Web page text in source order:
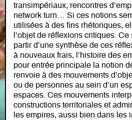
transimpériaux, rencontres
network turn… Si ces notions
utilisées à des fins rhétoriques,
l’objet de réflexions critiques.
partir d’une synthèse de ces
à nouveaux frais, l’histoire des
pour entrée principale la notion
renvoie à des mouvements
ou de personnes au sein d’un
espaces. Ces mouvements
constructions territoriales et
les empires, aussi bien dans les